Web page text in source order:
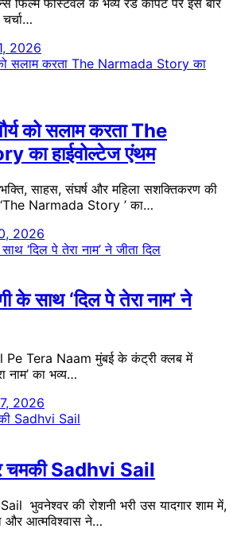
2026
को सलाम करता The
का हाईवोल्टेज एंथम
साहस, संघर्ष और महिला सशक्तिकरण की
Narmada Story ’ का…
2026
के साथ ‘दिल पे तेरा नाम’ ने
Pe Tera Naam मुंबई के कंट्री क्लब में
नाम’ का भव्य…
2026
चमकी Sadhvi Sail
भुवनेश्वर की रोशनी भरी उस यादगार शाम में,
और आत्मविश्वास ने…